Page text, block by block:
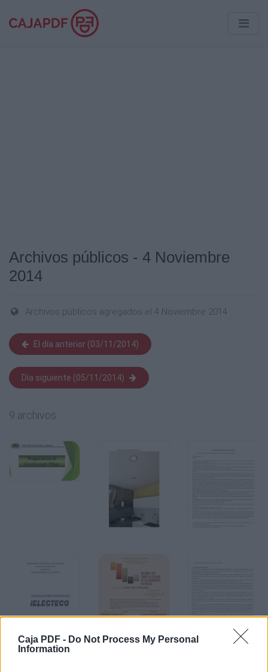
Caja PDF - Do Not Process My Personal
Information
Archivos públicos - 4 Noviembre
2014
Archivos públicos agregados el 4 Noviembre 2014
El día anterior (03/11/2014)
Día siguiente (05/11/2014)
9 archivos: